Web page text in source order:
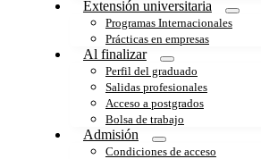
Extensión universitaria
Programas Internacionales
Prácticas en empresas
Al finalizar
Perfil del graduado
Salidas profesionales
Acceso a postgrados
Bolsa de trabajo
Admisión
Condiciones de acceso